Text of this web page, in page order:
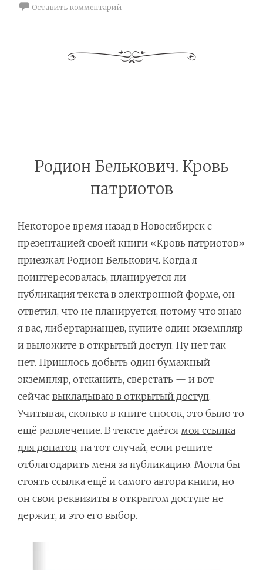
Оставить комментарий
Родион Белькович. Кровь
патриотов
Некоторое время назад в Новосибирск с
презентацией своей книги «Кровь патриотов»
приезжал Родион Белькович. Когда я
поинтересовалась, планируется ли
публикация текста в электронной форме, он
ответил, что не планируется, потому что знаю
я вас, либертарианцев, купите один экземпляр
и выложите в открытый доступ. Ну нет так
нет. Пришлось добыть один бумажный
экземпляр, отсканить, сверстать — и вот
сейчас выкладываю в открытый доступ.
Учитывая, сколько в книге сносок, это было то
ещё развлечение. В тексте даётся моя ссылка
для донатов, на тот случай, если решите
отблагодарить меня за публикацию. Могла бы
стоять ссылка ещё и самого автора книги, но
он свои реквизиты в открытом доступе не
держит, и это его выбор.